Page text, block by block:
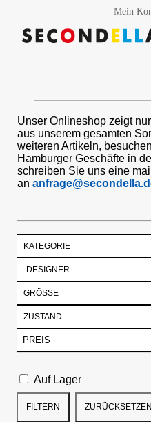
Mein
Unser Onlineshop zeigt
aus unserem gesamten
weiteren Artikeln,
Hamburger Geschäfte in
schreiben Sie uns eine mail
an
KATEGORIE
GRÖSSE
ZUSTAND
PREIS
Auf Lager
ZURÜCKSETZEN
FILTERN